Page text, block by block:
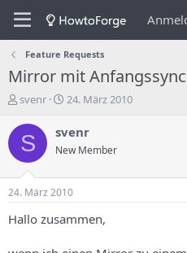
Feature Requests
Mirror mit
E
s
t
e
e
r
svenr
E
s
e
u
n
24. März 2010
S svenr
New Member
24. März 2010
Hallo zusammen,